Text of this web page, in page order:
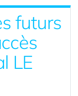
futurs
LE